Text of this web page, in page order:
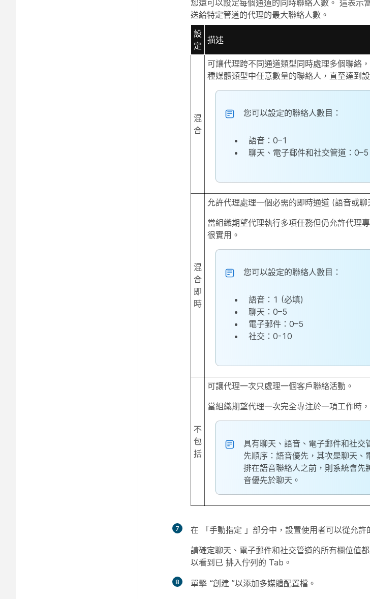
您還可以設定每個通道的同時聯絡人數。 這表示
送給特定管道的代理的最大聯絡人數。
設
定
描述
混
合
可讓代理跨不同通道類型同時處理多個聯絡
種媒體類型中任意數量的聯絡人，直至達到
您可以設定的聯絡人數目：
語音：0–1
聊天、電子郵件和社交管道：0–5
混
合
即
時
允許代理處理一個必需的即時通道 (語音或
當組織期望代理執行多項任務但仍允許代理
很實用。
您可以設定的聯絡人數目：
語音：1 (必填)
聊天：0–5
電子郵件：0–5
社交：0-10
不
包
括
可讓代理一次只處理一個客戶聯絡活動。
當組織期望代理一次完全專注於一項工作時
具有聊天、語音、電子郵件和社交
先順序：語音優先，其次是聊天
排在語音聯絡人之前，則系統會先
音優先於聊天。
7 在 「手動指定 」部分中，設置使用者可以從允
請確定聊天、電子郵件和社交管道的所有欄位值
以看到已 排入佇列的 Tab。
8 單擊 “創建 ”以添加多媒體配置檔。